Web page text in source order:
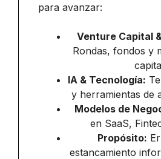
para avanzar:
Venture Capital
Rondas, fondos y
IA & Tecnología:
y herramientas de
Modelos de
en SaaS,
Propósito:
estancamiento